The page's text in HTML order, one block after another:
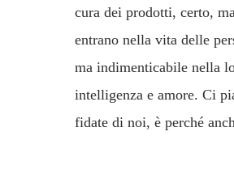
cura dei prodotti, certo,
entrano nella vita delle
ma indimenticabile nella
intelligenza e amore. Ci
fidate di noi, è perché